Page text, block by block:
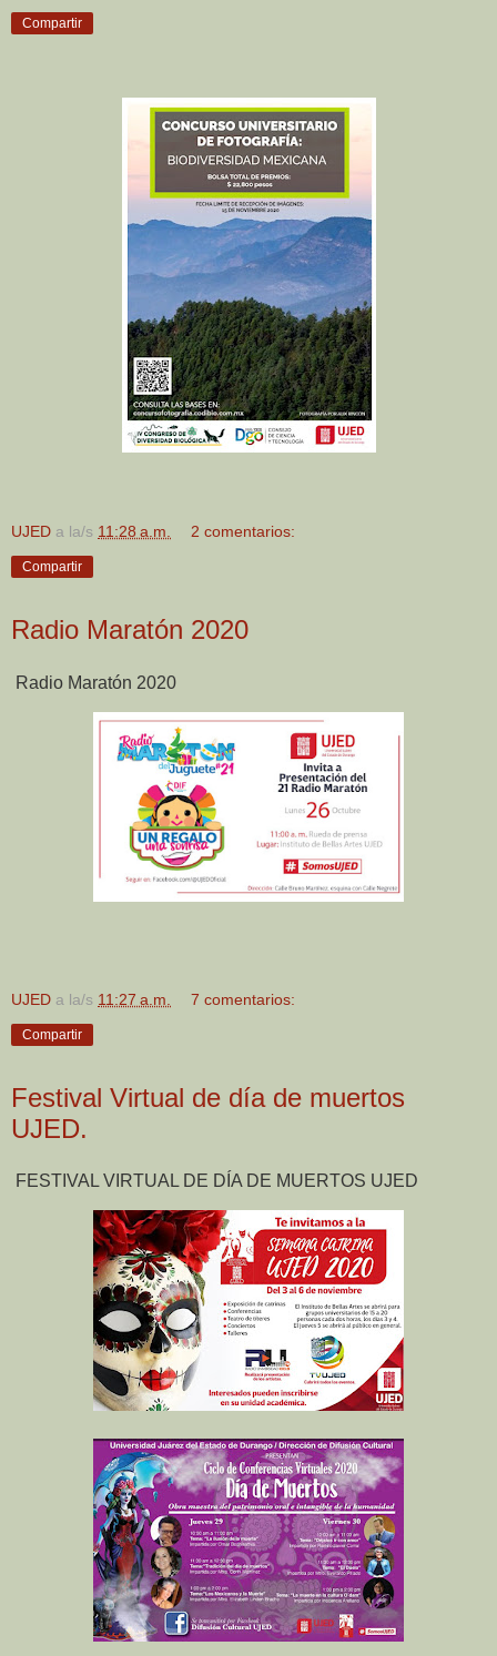
Compartir
UJED a la/s 11:28 a.m. 2 comentarios:
Compartir
Radio Maratón 2020
Radio Maratón 2020
UJED a la/s 11:27 a.m. 7 comentarios:
Compartir
Festival Virtual de día de muertos
UJED.
FESTIVAL VIRTUAL DE DÍA DE MUERTOS UJED